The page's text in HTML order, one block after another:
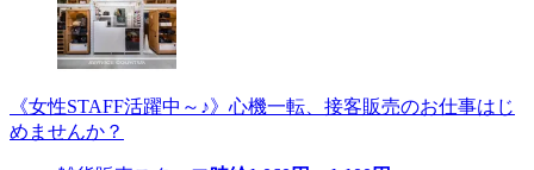
《女性STAFF活躍中～♪》心機一転、接客販売のお仕事はじ
めませんか？